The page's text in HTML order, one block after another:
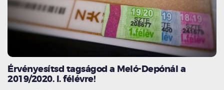
Érvényesítsd tagságod a Meló-Depónál a
2019/2020. I. félévre!